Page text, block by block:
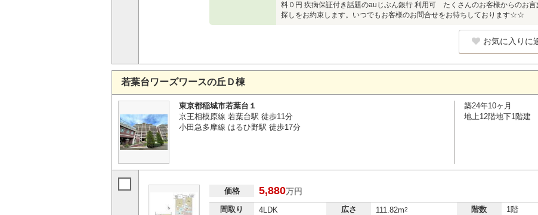
料０円 疾病保証付き話題のauじぶん銀行 利用可 たくさんのお客様からのお
探しをお約束します。いつでもお客様のお問合せをお待ちしております☆☆
お気に入りに
若葉台ワーズワースの丘Ｄ棟
東京都稲城市若葉台１
京王相模原線 若葉台駅 徒歩11分
小田急多摩線 はるひ野駅 徒歩17分
築24年10ヶ月
地上12階地下1階建
価格 5,880万円
間取り 4LDK 広さ 111.82m2 階数 1階